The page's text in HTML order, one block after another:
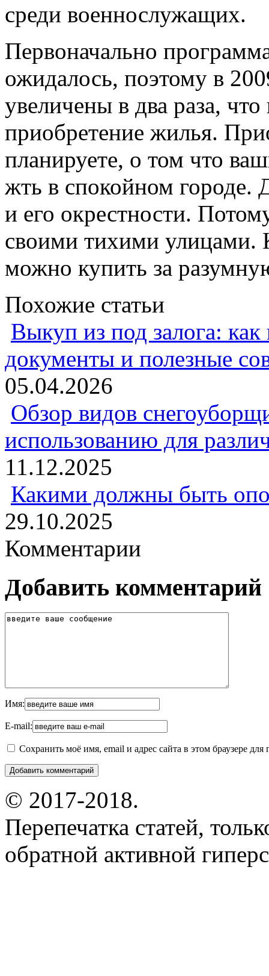
среди военнослужащих.
Первоначально
ожидалось, поэтому в
увеличены в два раза,
приобретение жилья.
планируете, о том что
жть в спокойном городе.
и его окрестности.
своими тихими улицами.
можно купить за
Похожие статьи
Выкуп из под залога:
документы и полезные
05.04.2026
Обзор видов
использованию для
11.12.2025
Какими должны быть
29.10.2025
Комментарии
Добавить комментарий
Имя:
E-mail:
Сохранить моё имя, email и адрес сайта в этом браузере
© 2017-2018.
Перепечатка статей,
обратной активной